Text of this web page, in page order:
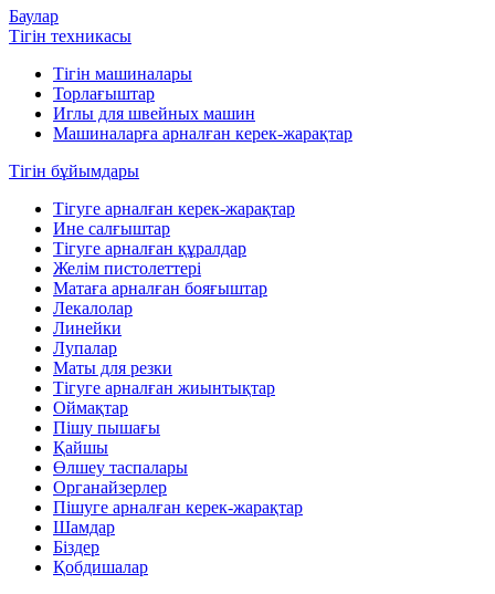
Баулар
Тігін техникасы
Тігін машиналары
Торлағыштар
Иглы для швейных машин
Машиналарға арналған керек-жарақтар
Тігін бұйымдары
Тігуге арналған керек-жарақтар
Ине салғыштар
Тігуге арналған құралдар
Желім пистолеттері
Матаға арналған бояғыштар
Лекалолар
Линейки
Лупалар
Маты для резки
Тігуге арналған жиынтықтар
Оймақтар
Пішу пышағы
Қайшы
Өлшеу таспалары
Органайзерлер
Пішуге арналған керек-жарақтар
Шамдар
Біздер
Қобдишалар